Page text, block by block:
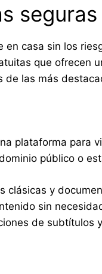
en casa sin los
que ofrecen
de las más
plataforma para
público o
clásicas y
sin
de subtítulos